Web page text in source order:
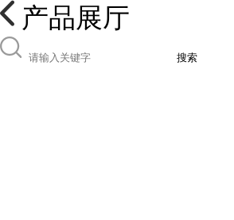
产品展厅
搜索